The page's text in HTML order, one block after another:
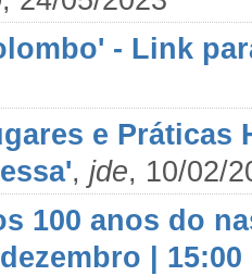
- Link
e Práticas
, jde, 10/02/
100 anos do
|